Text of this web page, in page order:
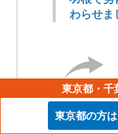
わらせま
東京都・千
東京都の方